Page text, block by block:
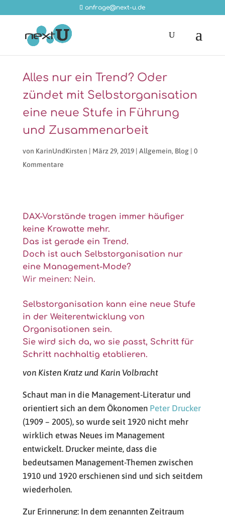
anfrage@next-u.de
Alles nur ein Trend? Oder
zündet mit Selbstorganisation
eine neue Stufe in Führung
und Zusammenarbeit
von KarinUndKirsten | März 29, 2019| Allgemein, Blog| 0
Kommentare
DAX-Vorstände tragen immer häufiger
keine Krawatte mehr.
Das ist gerade ein Trend.
Doch ist auch Selbstorganisation nur
eine Management-Mode?
Wir meinen: Nein.
Selbstorganisation kann eine neue Stufe
in der Weiterentwicklung von
Organisationen sein.
Sie wird sich da, wo sie passt, Schritt für
Schritt nachhaltig etablieren.
von Kisten Kratz und Karin Volbracht
Schaut man in die Management-Literatur und
orientiert sich an dem Ökonomen Peter Drucker
(1909 – 2005), so wurde seit 1920 nicht mehr
wirklich etwas Neues im Management
entwickelt. Drucker meinte, dass die
bedeutsamen Management-Themen zwischen
1910 und 1920 erschienen sind und sich seitdem
wiederholen.
Zur Erinnerung: In dem genannten Zeitraum